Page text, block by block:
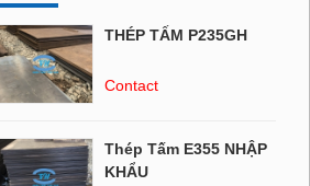
THÉP TẤM P235GH
Contact
Thép Tấm E355 NHẬP
KHẨU